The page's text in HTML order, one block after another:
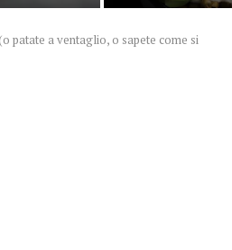
patate a ventaglio, o sapete come si